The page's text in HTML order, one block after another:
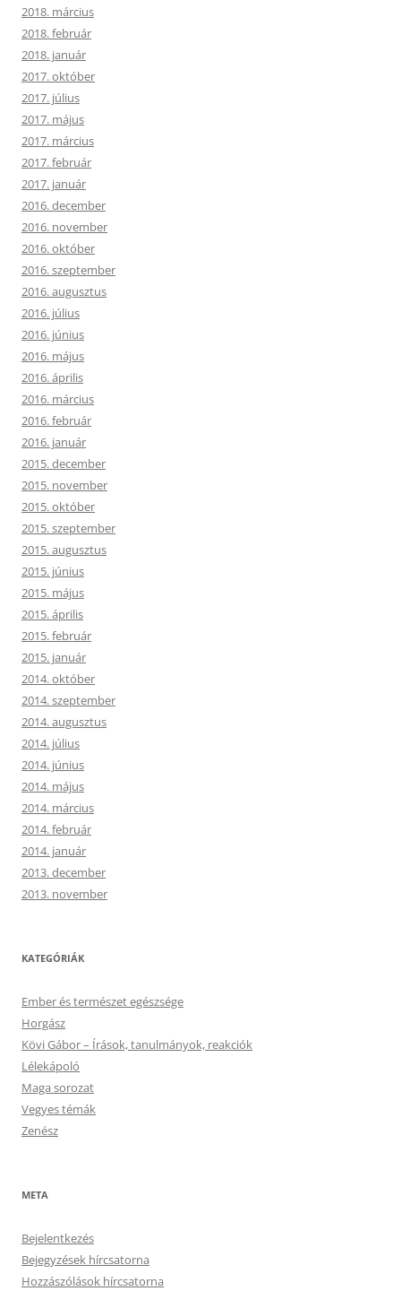
2018. március
2018. február
2018. január
2017. október
2017. július
2017. május
2017. március
2017. február
2017. január
2016. december
2016. november
2016. október
2016. szeptember
2016. augusztus
2016. július
2016. június
2016. május
2016. április
2016. március
2016. február
2016. január
2015. december
2015. november
2015. október
2015. szeptember
2015. augusztus
2015. június
2015. május
2015. április
2015. február
2015. január
2014. október
2014. szeptember
2014. augusztus
2014. július
2014. június
2014. május
2014. március
2014. február
2014. január
2013. december
2013. november
KATEGÓRIÁK
Ember és természet egészsége
Horgász
Kövi Gábor – Írások, tanulmányok, reakciók
Lélekápoló
Maga sorozat
Vegyes témák
Zenész
META
Bejelentkezés
Bejegyzések hírcsatorna
Hozzászólások hírcsatorna